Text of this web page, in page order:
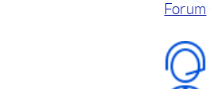
Forum